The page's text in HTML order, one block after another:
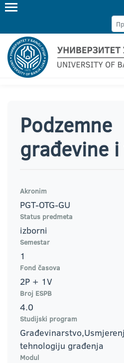
Podzemne
građevine
Akronim
PGT-OTG-GU
Status predmeta
izborni
Semestar
1
Fond časova
2P + 1V
Broj ESPB
4.0
Studijski program
tehnologiju građenja
Modul